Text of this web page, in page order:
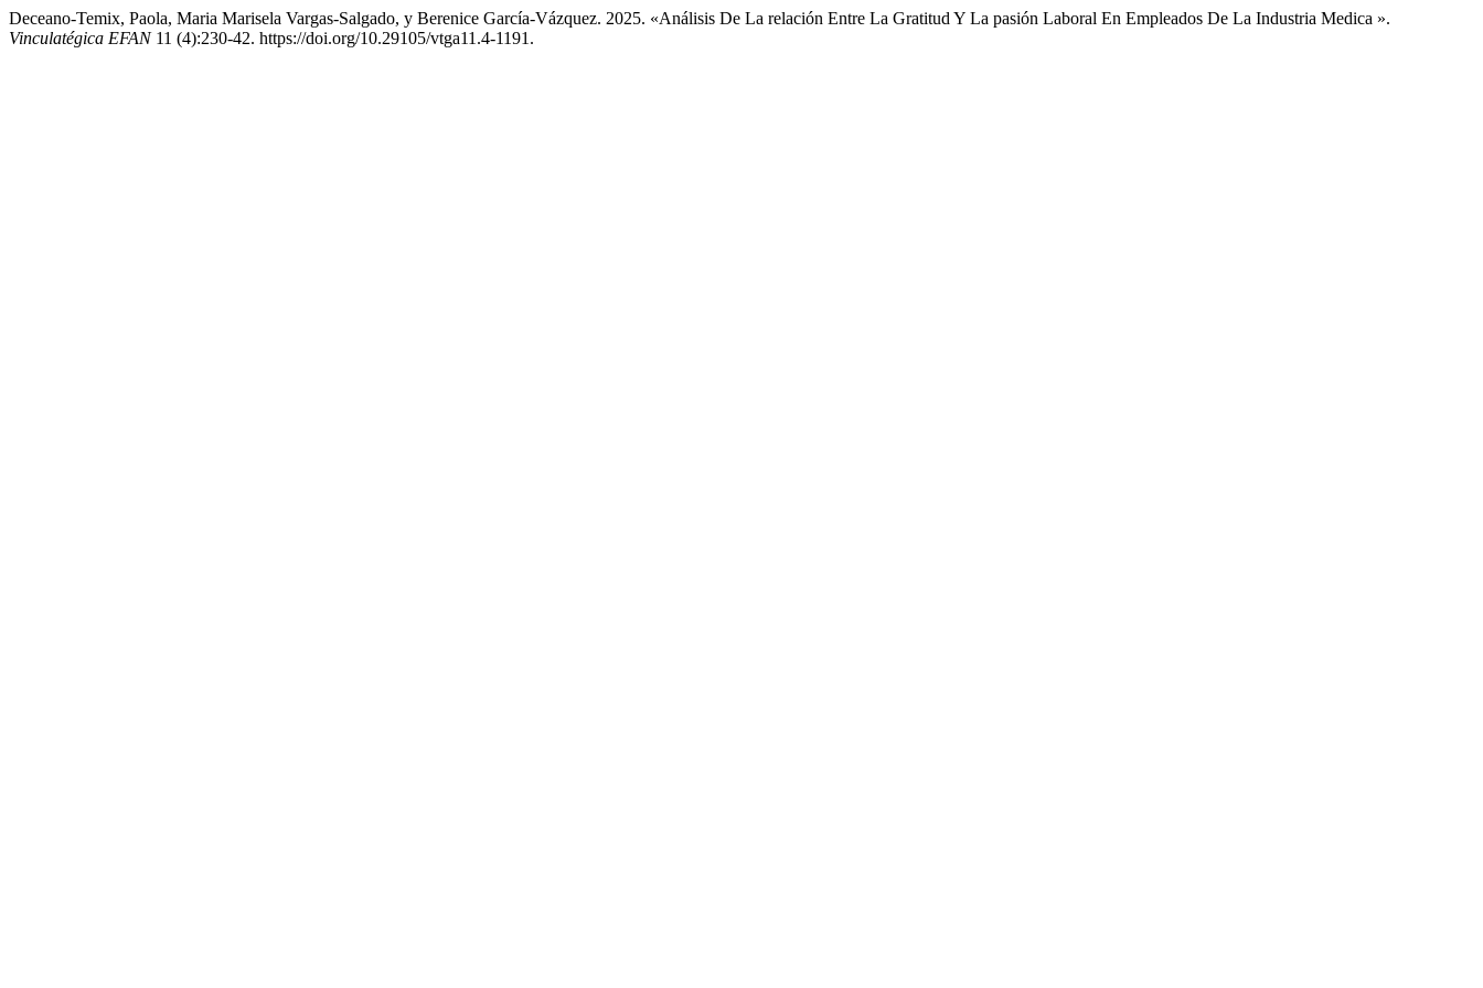
Deceano-Temix, Paola, Maria Marisela Vargas-Salgado, y Berenice García-Vázquez. 2025. «Análisis De La relación Entre La Gratitud Y La pasión Laboral En Empleados De La Industria Medica ».
Vinculatégica EFAN11 (4):230-42. https://doi.org/10.29105/vtga11.4-1191.